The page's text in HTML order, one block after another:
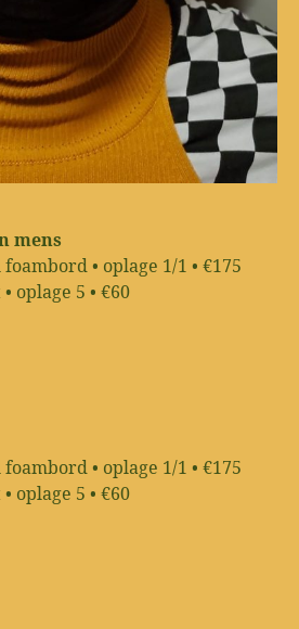
mens
• oplage 1/1 • €175
oplage 5 • €60
• oplage 1/1 • €175
oplage 5 • €60